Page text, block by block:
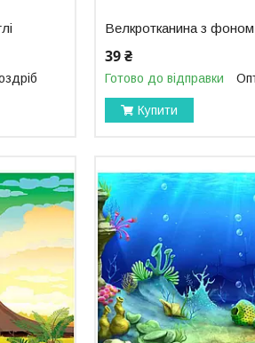
Велкротканина з
39 ₴
Готово до відправки
Купити